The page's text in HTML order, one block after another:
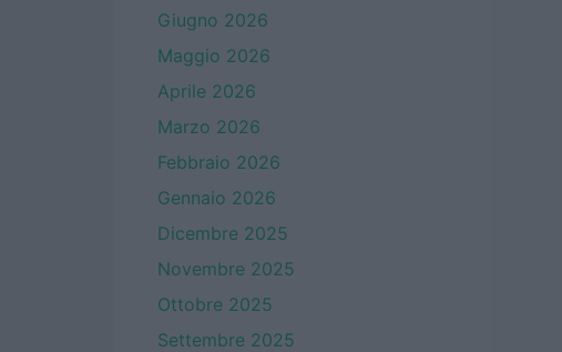
Giugno 2026
Maggio 2026
Aprile 2026
Marzo 2026
Febbraio 2026
Gennaio 2026
Dicembre 2025
Novembre 2025
Ottobre 2025
Settembre 2025